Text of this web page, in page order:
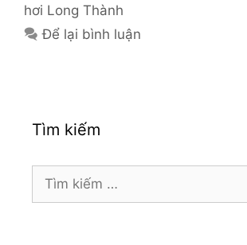
hơi Long Thành
Để lại bình luận
Tìm kiếm
Tìm
kiếm